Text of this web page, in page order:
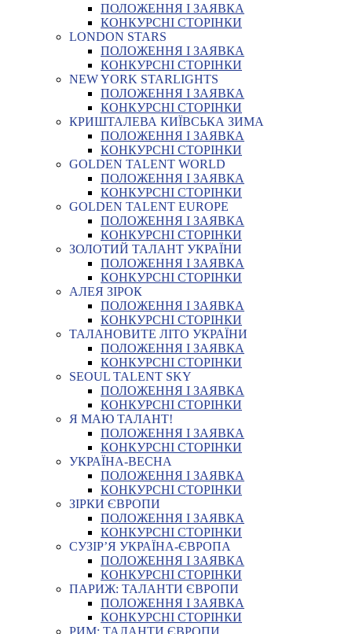
ПОЛОЖЕННЯ І ЗАЯВКА
КОНКУРСНІ СТОРІНКИ
LONDON STARS
ПОЛОЖЕННЯ І ЗАЯВКА
КОНКУРСНІ СТОРІНКИ
NEW YORK STARLIGHTS
ПОЛОЖЕННЯ І ЗАЯВКА
КОНКУРСНІ СТОРІНКИ
КРИШТАЛЕВА КИЇВСЬКА ЗИМА
ПОЛОЖЕННЯ І ЗАЯВКА
КОНКУРСНІ СТОРІНКИ
GOLDEN TALENT WORLD
ПОЛОЖЕННЯ І ЗАЯВКА
КОНКУРСНІ СТОРІНКИ
GOLDEN TALENT EUROPE
ПОЛОЖЕННЯ І ЗАЯВКА
КОНКУРСНІ СТОРІНКИ
ЗОЛОТИЙ ТАЛАНТ УКРАЇНИ
ПОЛОЖЕННЯ І ЗАЯВКА
КОНКУРСНІ СТОРІНКИ
АЛЕЯ ЗІРОК
ПОЛОЖЕННЯ І ЗАЯВКА
КОНКУРСНІ СТОРІНКИ
ТАЛАНОВИТЕ ЛІТО УКРАЇНИ
ПОЛОЖЕННЯ І ЗАЯВКА
КОНКУРСНІ СТОРІНКИ
SEOUL TALENT SKY
ПОЛОЖЕННЯ І ЗАЯВКА
КОНКУРСНІ СТОРІНКИ
Я МАЮ ТАЛАНТ!
ПОЛОЖЕННЯ І ЗАЯВКА
КОНКУРСНІ СТОРІНКИ
УКРАЇНА-ВЕСНА
ПОЛОЖЕННЯ І ЗАЯВКА
КОНКУРСНІ СТОРІНКИ
ЗІРКИ ЄВРОПИ
ПОЛОЖЕННЯ І ЗАЯВКА
КОНКУРСНІ СТОРІНКИ
СУЗІР’Я УКРАЇНА-ЄВРОПА
ПОЛОЖЕННЯ І ЗАЯВКА
КОНКУРСНІ СТОРІНКИ
ПАРИЖ: ТАЛАНТИ ЄВРОПИ
ПОЛОЖЕННЯ І ЗАЯВКА
КОНКУРСНІ СТОРІНКИ
РИМ: ТАЛАНТИ ЄВРОПИ